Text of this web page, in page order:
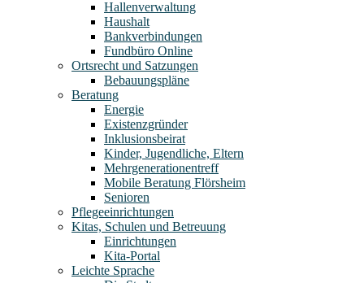
Hallenverwaltung
Haushalt
Bankverbindungen
Fundbüro Online
Ortsrecht und Satzungen
Bebauungspläne
Beratung
Energie
Existenzgründer
Inklusionsbeirat
Kinder, Jugendliche, Eltern
Mehrgenerationentreff
Mobile Beratung Flörsheim
Senioren
Pflegeeinrichtungen
Kitas, Schulen und Betreuung
Einrichtungen
Kita-Portal
Leichte Sprache